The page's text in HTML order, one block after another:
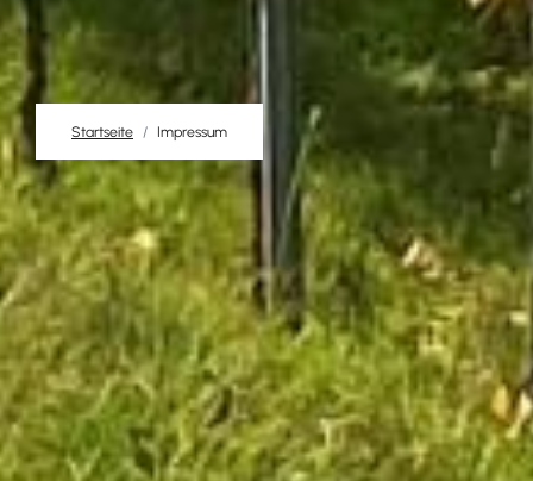
Startseite Impressum